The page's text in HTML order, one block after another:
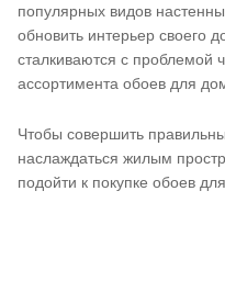
популярных видов
обновить интерьер своего
сталкиваются с проблемой
ассортимента обоев для
Чтобы совершить
наслаждаться жилым
подойти к покупке обоев